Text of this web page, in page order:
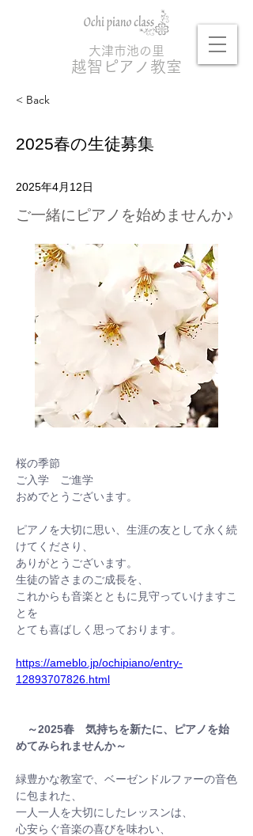
大津市池の里
越智ピアノ教室
< Back
2025春の生徒募集
2025年4月12日
ご一緒にピアノを始めませんか♪
桜の季節
ご入学　ご進学
おめでとうございます。
ピアノを大切に思い、生涯の友として永く続
けてくださり、
ありがとうございます。
生徒の皆さまのご成長を、
これからも音楽とともに見守っていけますこ
とを
とても喜ばしく思っております。
https://ameblo.jp/ochipiano/entry-
12893707826.html
～2025春　気持ちを新たに、ピアノを始
めてみられませんか～
緑豊かな教室で、ベーゼンドルファーの音色
に包まれた、
一人一人を大切にしたレッスンは、
心安らぐ音楽の喜びを味わい、